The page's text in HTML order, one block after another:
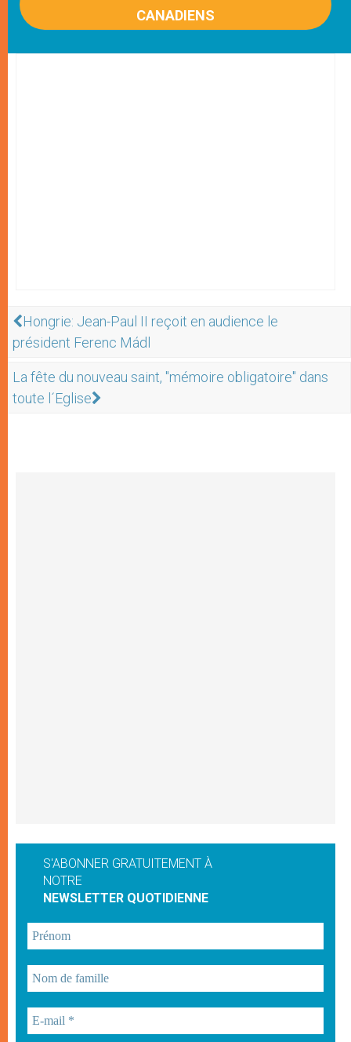
CANADIENS
Hongrie: Jean-Paul II reçoit en audience le
président Ferenc Mádl
La fête du nouveau saint, "mémoire obligatoire" dans
toute l´Eglise
S'ABONNER GRATUITEMENT À
NOTRE
NEWSLETTER QUOTIDIENNE